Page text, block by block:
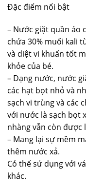
Đặc điểm nổi bật
– Nước giặt quần áo
chứa 30% muối kali
và diệt vi khuẩn tốt
khỏe của bé.
– Dạng nước, nước
các hạt bọt nhỏ và
sạch vi trùng và các
với nước là sạch bọt
nhàng vẫn còn được
– Mang lại sự mềm
thêm nước xả.
Có thể sử dụng với
khác.